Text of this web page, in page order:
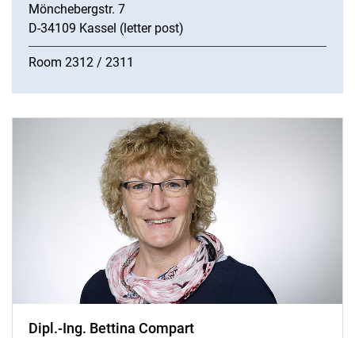
Propaedeutics mathematics
A-Z Sitemap
Mönchebergstr. 7
D-34109 Kassel (letter post)
Room 2312 / 2311
Dipl.-Ing. Bettina Compart